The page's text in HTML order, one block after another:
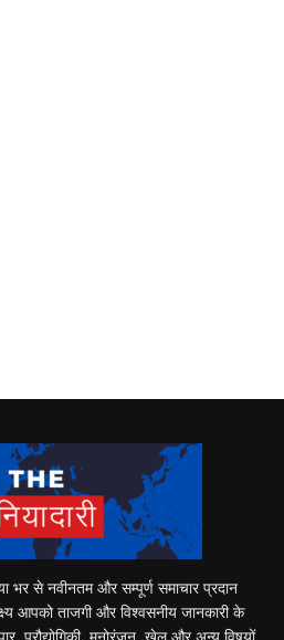
भर से नवीनतम और सम्पूर्ण समाचार प्रदान
आपको ताजगी और विश्वसनीय जानकारी के